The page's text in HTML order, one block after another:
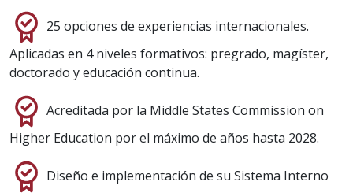
25 opciones de experiencias internacionales.
Aplicadas en 4 niveles formativos: pregrado, magíster,
doctorado y educación continua.
Acreditada por la Middle States Commission on
Higher Education por el máximo de años hasta 2028.
Diseño e implementación de su Sistema Interno